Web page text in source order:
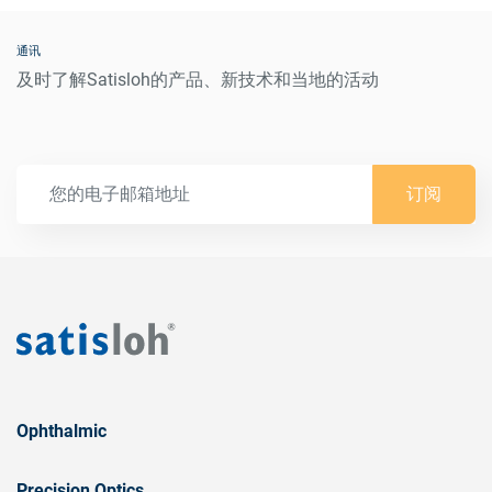
通讯
及时了解Satisloh的产品、新技术和当地的活动
订阅
Ophthalmic